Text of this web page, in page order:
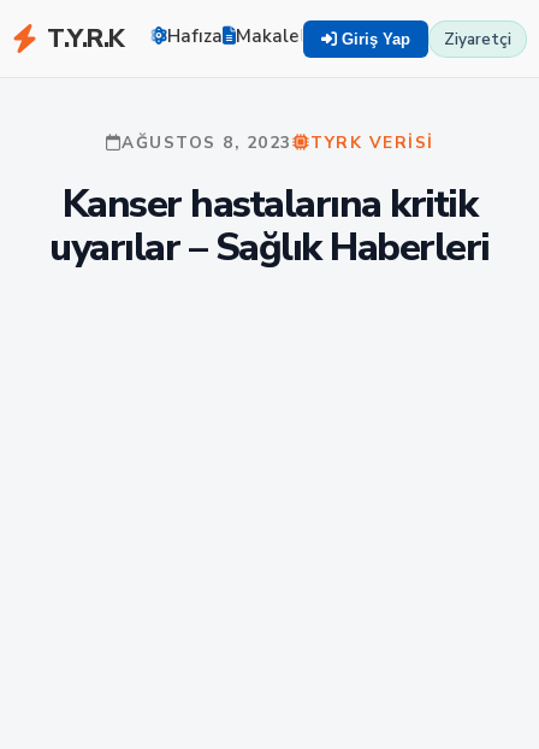
T.Y.R.K Hafıza Makaleler Zekayı Eğit TYRK
Giriş Yap Ziyaretçi
AĞUSTOS 8, 2023 TYRK VERISI
Kanser hastalarına kritik
uyarılar – Sağlık Haberleri